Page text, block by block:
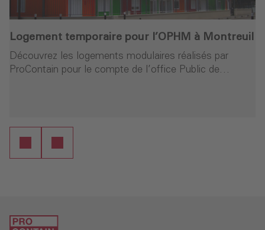
Logement temporaire pour l’OPHM à Montreuil
Découvrez les logements modulaires réalisés par
ProContain pour le compte de l’office Public de…